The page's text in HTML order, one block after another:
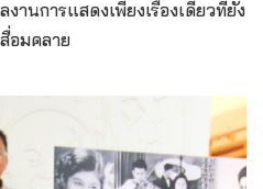
งานการแสดงเพียงเรื่องเดียวที่ยัง
อมคลาย